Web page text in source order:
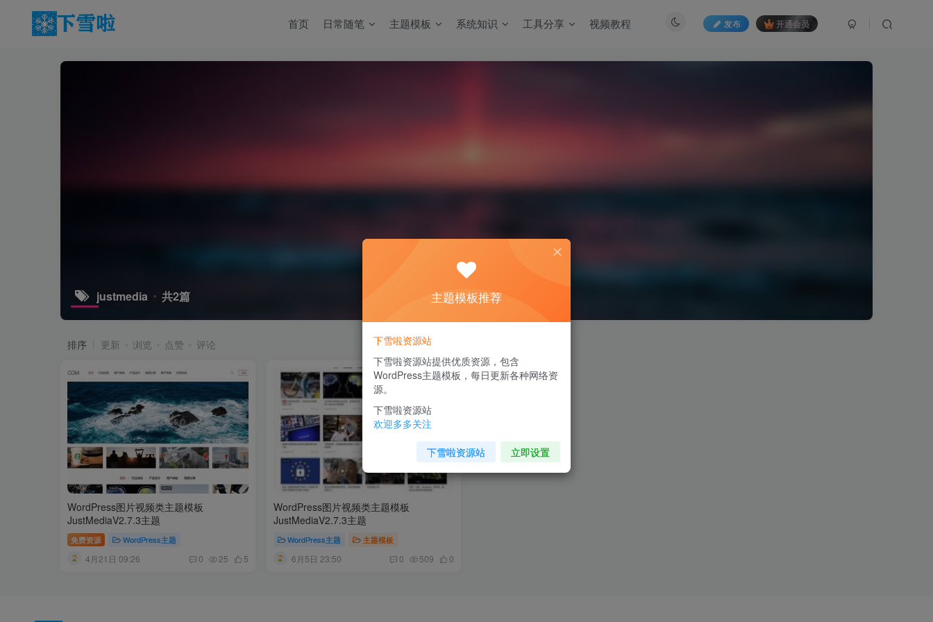
发布 开通会员
首页 日常随笔 主题模板 系统知识 工具分享 视频教程
justmedia 共2篇
排序 更新 浏览 点赞 评论
WordPress图片视频类主题模板
JustMediaV2.7.3主题
免费资源 WordPress主题
4月21日 09:26 0 25 5
WordPress图片视频类主题模板
JustMediaV2.7.3主题
WordPress主题 主题模板
6月5日 23:50 0 509 0
主题模板推荐
下雪啦资源站
下雪啦资源站提供优质资源，包含
WordPress主题模板，每日更新各种网络资
源。
下雪啦资源站
欢迎多多关注
下雪啦资源站 立即设置